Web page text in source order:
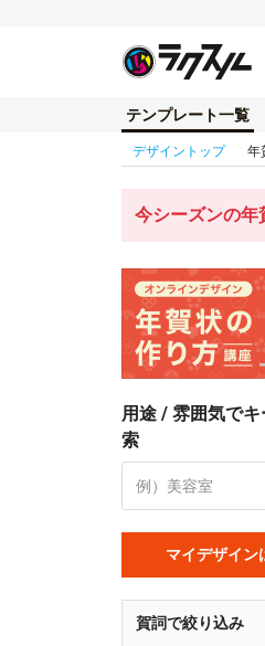
テンプレート一覧
デザイントップ 年
今シーズンの年
用途 / 雰囲気で
索
マイデザイン
賀詞で絞り込み